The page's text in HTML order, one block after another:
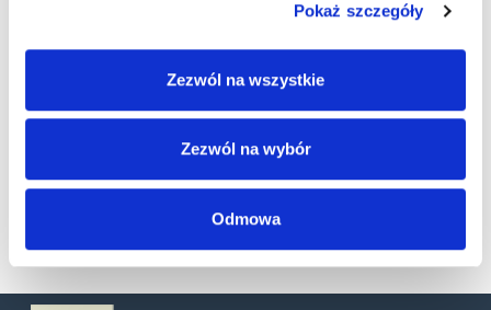
Pokaż szczegóły
Zezwól na wszystkie
Zezwól na wybór
Odmowa
SKU